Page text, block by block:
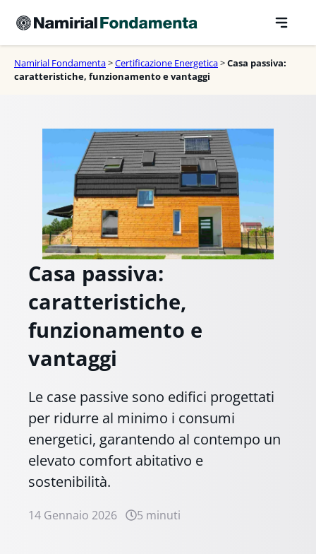
contenuto
Namirial Fondamenta>Certificazione Energetica>Casa passiva:
caratteristiche, funzionamento e vantaggi
Casa passiva:
caratteristiche,
funzionamento e
vantaggi
Le case passive sono edifici progettati
per ridurre al minimo i consumi
energetici, garantendo al contempo un
elevato comfort abitativo e
sostenibilità.
14 Gennaio 2026 5 minuti